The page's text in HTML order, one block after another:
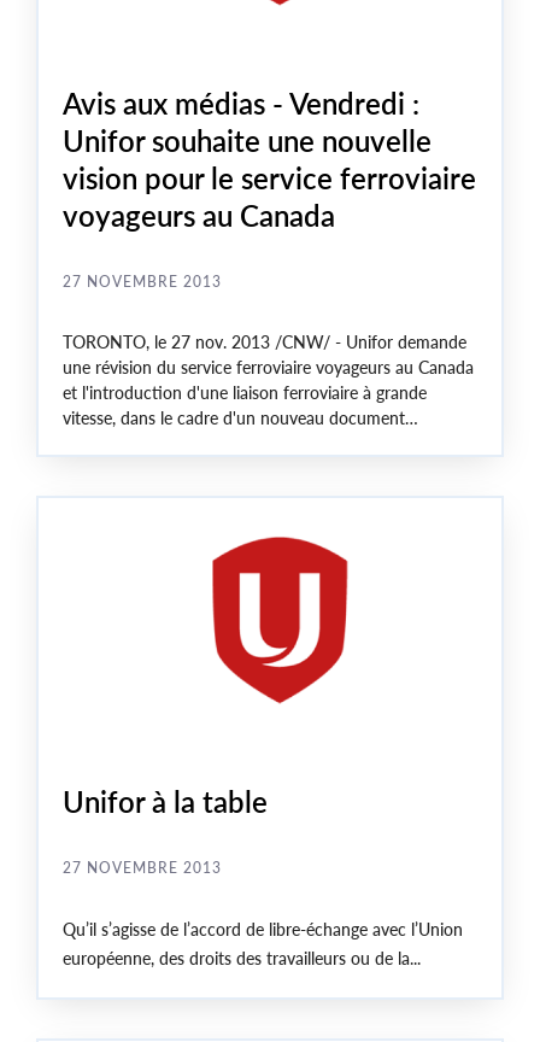
Avis aux médias - Vendredi :
Unifor souhaite une nouvelle
vision pour le service ferroviaire
voyageurs au Canada
27 NOVEMBRE 2013
TORONTO, le 27 nov. 2013 /CNW/ - Unifor demande
une révision du service ferroviaire voyageurs au Canada
et l'introduction d'une liaison ferroviaire à grande
vitesse, dans le cadre d'un nouveau document
d'une conférence de presse qui se tiendra au centre-
Unifor à la table
27 NOVEMBRE 2013
Qu’il s’agisse de l’accord de libre-échange avec l’Union
européenne, des droits des travailleurs ou de la...